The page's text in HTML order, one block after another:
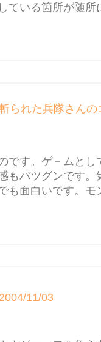
ている箇所が随所
られた兵隊さん
です。ゲ－ムとし
もバツグンです。
も面白いです。モ
11/03